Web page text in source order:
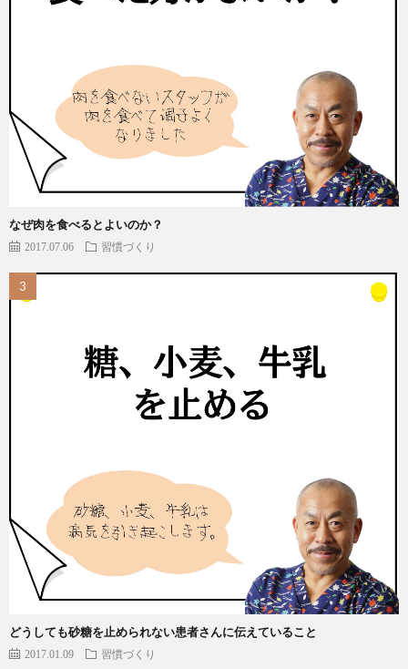
なぜ肉を食べるとよいのか？
2017.07.06 習慣づくり
どうしても砂糖を止められない患者さんに伝えていること
2017.01.09 習慣づくり